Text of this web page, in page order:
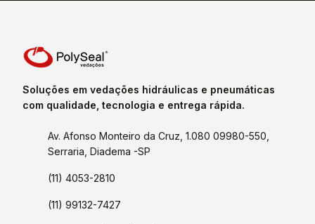
Soluções em vedações hidráulicas e pneumáticas
com qualidade, tecnologia e entrega rápida.
Av. Afonso Monteiro da Cruz, 1.080 09980-550,
Serraria, Diadema -SP
(11) 4053-2810
(11) 99132-7427